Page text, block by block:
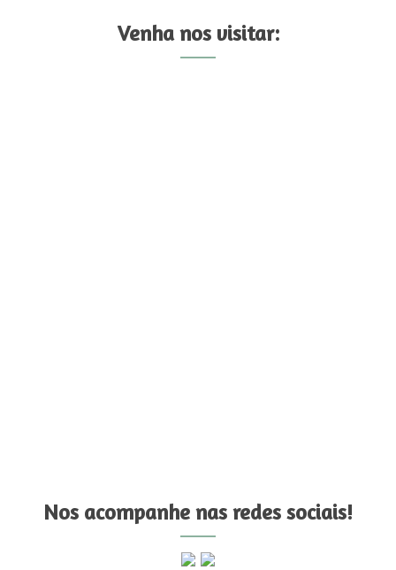
Venha nos visitar:
Nos acompanhe nas redes sociais!